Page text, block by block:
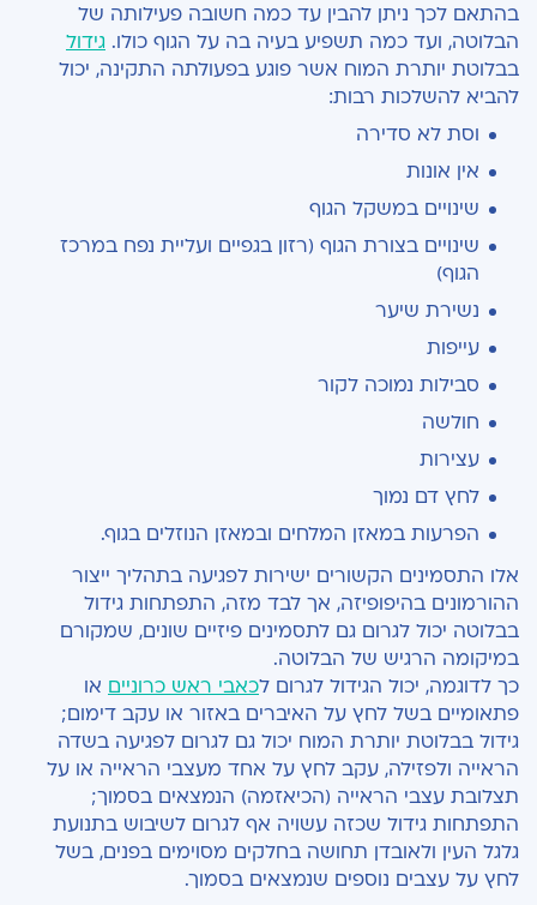
בהתאם לכך ניתן להבין עד כמה חשובה פעילותה של
הבלוטה, ועד כמה תשפיע בעיה בה על הגוף כולו. גידול
בבלוטת יותרת המוח אשר פוגע בפעולתה התקינה, יכול
להביא להשלכות רבות:
וסת לא סדירה
אין אונות
שינויים במשקל הגוף
שינויים בצורת הגוף (רזון בגפיים ועליית נפח במרכז
הגוף)
נשירת שיער
עייפות
סבילות נמוכה לקור
חולשה
עצירות
לחץ דם נמוך
הפרעות במאזן המלחים ובמאזן הנוזלים בגוף.
אלו התסמינים הקשורים ישירות לפגיעה בתהליך ייצור
ההורמונים בהיפופיזה, אך לבד מזה, התפתחות גידול
בבלוטה יכול לגרום גם לתסמינים פיזיים שונים, שמקורם
במיקומה הרגיש של הבלוטה.
כך לדוגמה, יכול הגידול לגרום לכאבי ראש כרוניים או
פתאומיים בשל לחץ על האיברים באזור או עקב דימום;
גידול בבלוטת יותרת המוח יכול גם לגרום לפגיעה בשדה
הראייה ולפזילה, עקב לחץ על אחד מעצבי הראייה או על
תצלובת עצבי הראייה (הכיאזמה) הנמצאים בסמוך;
התפתחות גידול שכזה עשויה אף לגרום לשיבוש בתנועת
גלגל העין ולאובדן תחושה בחלקים מסוימים בפנים, בשל
לחץ על עצבים נוספים שנמצאים בסמוך.